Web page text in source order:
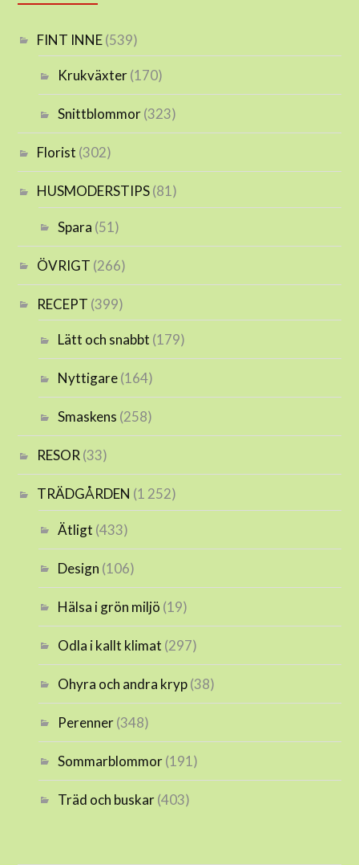
FINT INNE(539)
Krukväxter(170)
Snittblommor(323)
Florist (302)
HUSMODERSTIPS(81)
Spara (51)
ÖVRIGT (266)
RECEPT (399)
Lätt och snabbt (179)
Nyttigare(164)
Smaskens (258)
RESOR (33)
TRÄDGÅRDEN (1 252)
Ätligt (433)
Design (106)
Hälsa i grön miljö (19)
Odla i kallt klimat (297)
Ohyra och andra kryp(38)
Perenner(348)
Sommarblommor(191)
Träd och buskar(403)